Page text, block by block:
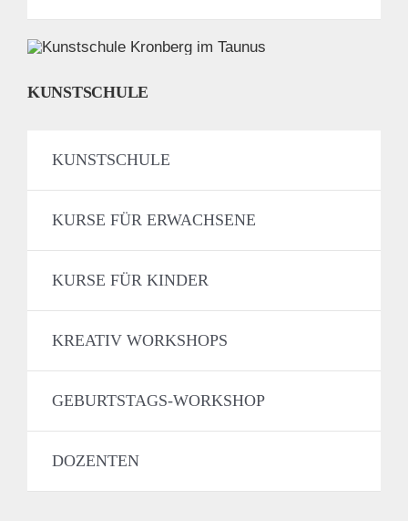
KUNSTSCHULE
KUNSTSCHULE
KURSE FÜR ERWACHSENE
KURSE FÜR KINDER
KREATIV WORKSHOPS
GEBURTSTAGS-WORKSHOP
DOZENTEN